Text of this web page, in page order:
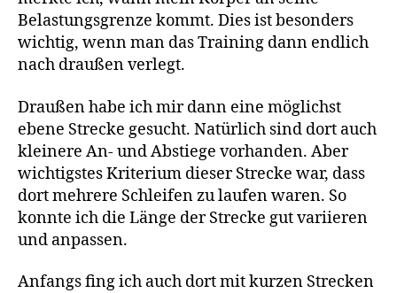
Belastungsgrenze kommt. Dies ist besonders
wichtig, wenn man das Training dann endlich
nach draußen verlegt.
Draußen habe ich mir dann eine möglichst
ebene Strecke gesucht. Natürlich sind dort auch
kleinere An- und Abstiege vorhanden. Aber
wichtigstes Kriterium dieser Strecke war, dass
dort mehrere Schleifen zu laufen waren. So
konnte ich die Länge der Strecke gut variieren
und anpassen.
Anfangs fing ich auch dort mit kurzen Strecken